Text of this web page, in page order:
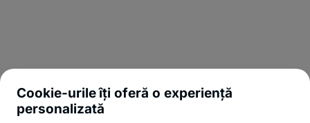
Cookie-urile îți oferă o experiență
personalizată